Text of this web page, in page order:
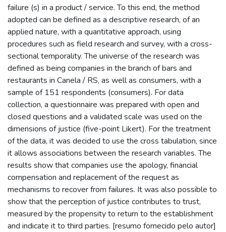
failure (s) in a product / service. To this end, the method
adopted can be defined as a descriptive research, of an
applied nature, with a quantitative approach, using
procedures such as field research and survey, with a cross-
sectional temporality. The universe of the research was
defined as being companies in the branch of bars and
restaurants in Canela / RS, as well as consumers, with a
sample of 151 respondents (consumers). For data
collection, a questionnaire was prepared with open and
closed questions and a validated scale was used on the
dimensions of justice (five-point Likert). For the treatment
of the data, it was decided to use the cross tabulation, since
it allows associations between the research variables. The
results show that companies use the apology, financial
compensation and replacement of the request as
mechanisms to recover from failures. It was also possible to
show that the perception of justice contributes to trust,
measured by the propensity to return to the establishment
and indicate it to third parties. [resumo fornecido pelo autor]